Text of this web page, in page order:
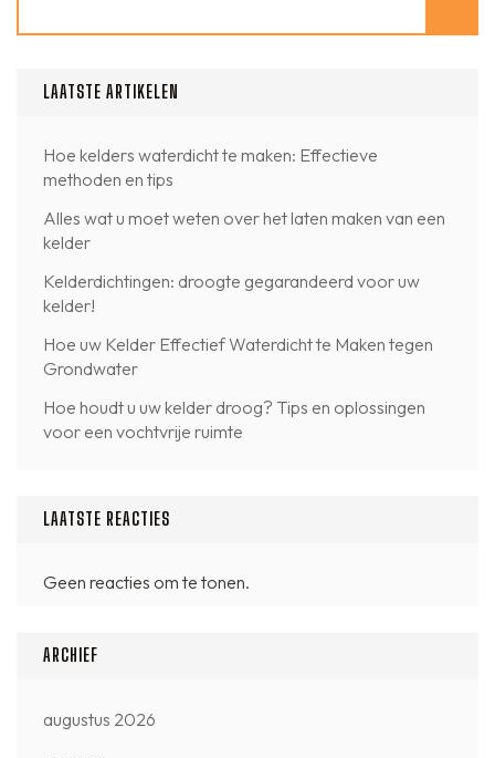
LAATSTE ARTIKELEN
Hoe kelders waterdicht te maken: Effectieve
methoden en tips
Alles wat u moet weten over het laten maken van een
kelder
Kelderdichtingen: droogte gegarandeerd voor uw
kelder!
Hoe uw Kelder Effectief Waterdicht te Maken tegen
Grondwater
Hoe houdt u uw kelder droog? Tips en oplossingen
voor een vochtvrije ruimte
LAATSTE REACTIES
Geen reacties om te tonen.
ARCHIEF
augustus 2026